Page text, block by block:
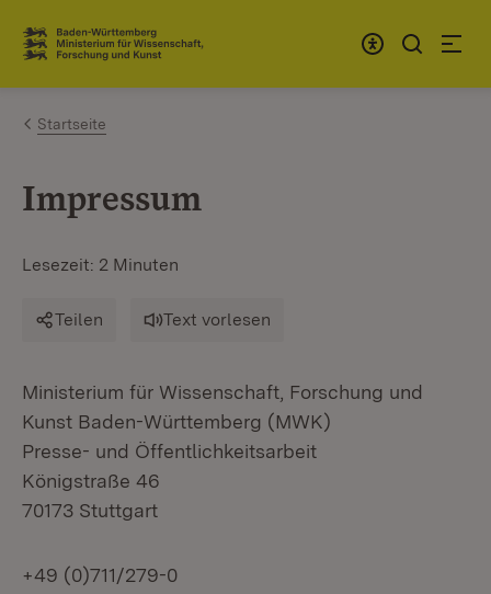
Zum Inhalt springen
Link zur Startseite
Startseite
Impressum
Lesezeit: 2 Minuten
Teilen Text vorlesen
Ministerium für Wissenschaft, Forschung und
Kunst Baden-Württemberg (MWK)
Presse- und Öffentlichkeitsarbeit
Königstraße 46
70173 Stuttgart
+49 (0)711/279-0